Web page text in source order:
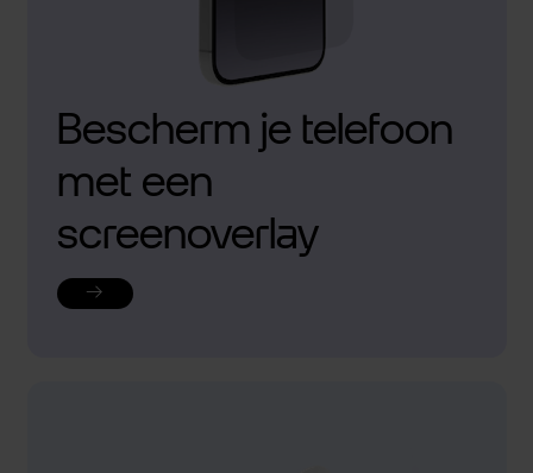
Bescherm je telefoon
met een
screenoverlay